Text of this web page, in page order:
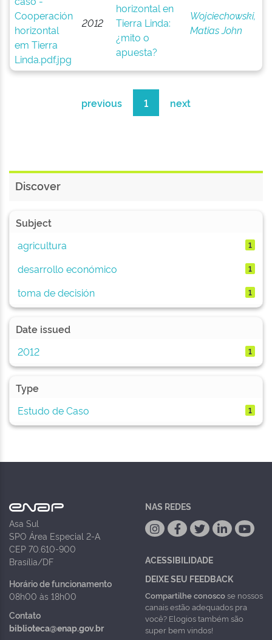
2012
horizontal en
Tierra Linda:
¿mito o
apuesta?
Wojciechowski,
Matias John
previous 1 next
Discover
Subject
agricultura
1
desarrollo económico 1
toma de decisión 1
Date issued
2012
1
Type
Estudo de Caso
1
Asa Sul
SPO Área Especial 2-A
CEP 70.610-900
Brasília/DF
Horário de funcionamento
08h00 às 18h00
Contato
biblioteca@enap.gov.br
NAS REDES
ACESSIBILIDADE
DEIXE SEU FEEDBACK
Compartilhe conoscose nossos
canais estão adequados pra
você? Elogios também são
super bem vindos!